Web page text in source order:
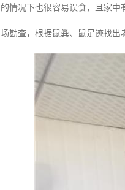
的情况下也很容易误食，且家
场勘查，根据鼠粪、鼠足迹找出